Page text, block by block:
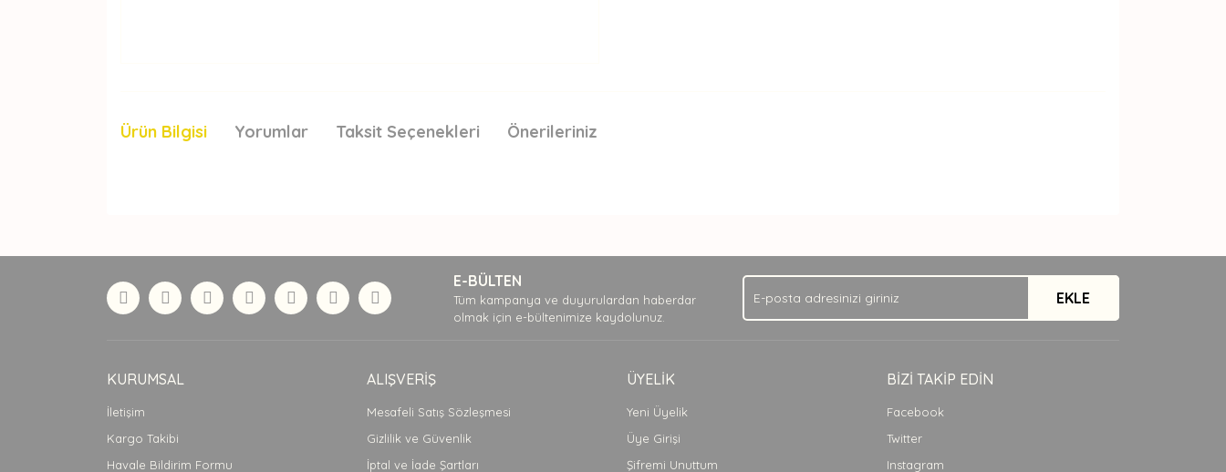
Ürün Bilgisi Yorumlar Taksit Seçenekleri Önerileriniz
Ürün açıklamasında eksik bilgiler bulunuyor.
Bu ürüne benzer farklı alternatifler olmalı.
E-BÜLTEN
Tüm kampanya ve duyurulardan haberdar
olmak için e-bültenimize kaydolunuz.
EKLE
KURUMSAL
İletişim
Kargo Takibi
Havale Bildirim Formu
ALIŞVERİŞ
Mesafeli Satış Sözleşmesi
Gizlilik ve Güvenlik
İptal ve İade Şartları
ÜYELİK
Yeni Üyelik
Üye Girişi
Şifremi Unuttum
BİZİ TAKİP EDİN
Facebook
Twitter
Instagram